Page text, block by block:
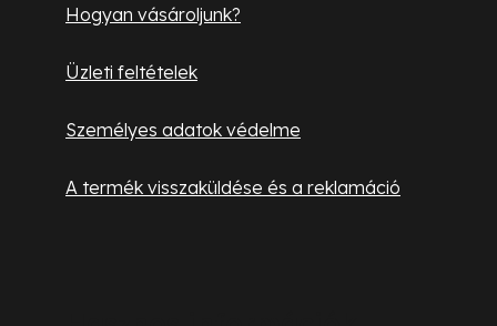
Hogyan vásároljunk?
Üzleti feltételek
Személyes adatok védelme
A termék visszaküldése és a reklamáció